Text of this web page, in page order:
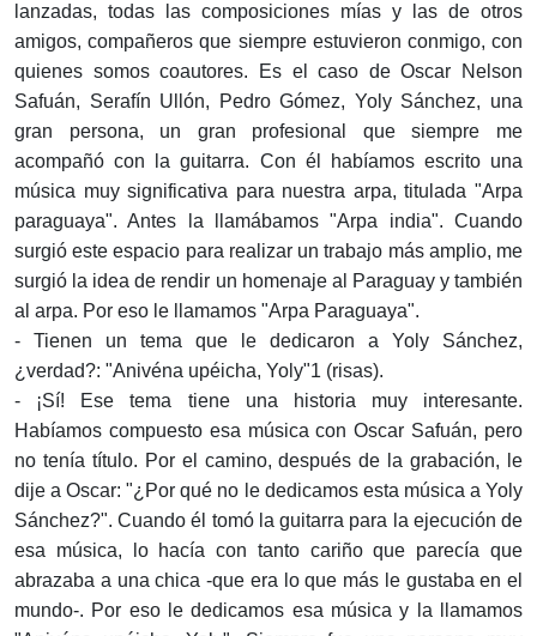
lanzadas, todas las composiciones mías y las de otros
amigos, compañeros que siempre estuvieron conmigo, con
quienes somos coautores. Es el caso de Oscar Nelson
Safuán, Serafín Ullón, Pedro Gómez, Yoly Sánchez, una
gran persona, un gran profesional que siempre me
acompañó con la guitarra. Con él habíamos escrito una
música muy significativa para nuestra arpa, titulada "Arpa
paraguaya". Antes la llamábamos "Arpa india". Cuando
surgió este espacio para realizar un trabajo más amplio, me
surgió la idea de rendir un homenaje al Paraguay y también
al arpa. Por eso le llamamos "Arpa Paraguaya".
- Tienen un tema que le dedicaron a Yoly Sánchez,
¿verdad?: "Anivéna upéicha, Yoly"1 (risas).
- ¡Sí! Ese tema tiene una historia muy interesante.
Habíamos compuesto esa música con Oscar Safuán, pero
no tenía título. Por el camino, después de la grabación, le
dije a Oscar: "¿Por qué no le dedicamos esta música a Yoly
Sánchez?". Cuando él tomó la guitarra para la ejecución de
esa música, lo hacía con tanto cariño que parecía que
abrazaba a una chica -que era lo que más le gustaba en el
mundo-. Por eso le dedicamos esa música y la llamamos